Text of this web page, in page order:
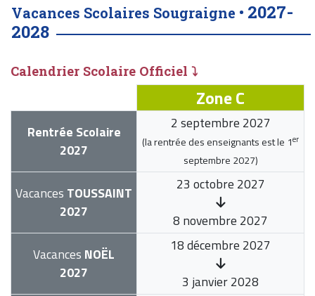
Vacances Scolaires Sougraigne • 2027-
2028
Calendrier Scolaire Officiel ⤵
Zone C
Rentrée Scolaire
2027
2 septembre 2027
(la rentrée des enseignants est le 1er
septembre 2027)
Vacances TOUSSAINT
2027
23 octobre 2027
8 novembre 2027
Vacances NOËL
2027
18 décembre 2027
3 janvier 2028